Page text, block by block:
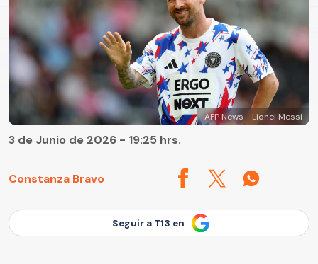
AFP News - Lionel Messi
Constanza Bravo
3 de Junio de 2026 - 19:25 hrs.
Seguir a T13 en